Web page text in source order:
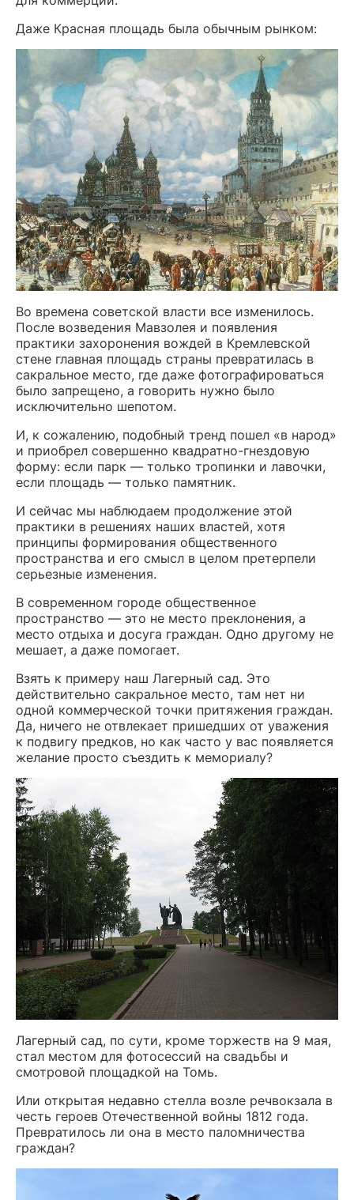
Даже Красная площадь была обычным рынком:
Во времена советской власти все изменилось.
После возведения Мавзолея и появления
практики захоронения вождей в Кремлевской
стене главная площадь страны превратилась в
сакральное место, где даже фотографироваться
было запрещено, а говорить нужно было
исключительно шепотом.
И, к сожалению, подобный тренд пошел «в народ»
и приобрел совершенно квадратно-гнездовую
форму: если парк — только тропинки и лавочки,
если площадь — только памятник.
И сейчас мы наблюдаем продолжение этой
практики в решениях наших властей, хотя
принципы формирования общественного
пространства и его смысл в целом претерпели
серьезные изменения.
В современном городе общественное
пространство — это не место преклонения, а
место отдыха и досуга граждан. Одно другому не
мешает, а даже помогает.
Взять к примеру наш Лагерный сад. Это
действительно сакральное место, там нет ни
одной коммерческой точки притяжения граждан.
Да, ничего не отвлекает пришедших от уважения
к подвигу предков, но как часто у вас появляется
желание просто съездить к мемориалу?
Лагерный сад, по сути, кроме торжеств на 9 мая,
стал местом для фотосессий на свадьбы и
смотровой площадкой на Томь.
Или открытая недавно стелла возле речвокзала в
честь героев Отечественной войны 1812 года.
Превратилось ли она в место паломничества
граждан?